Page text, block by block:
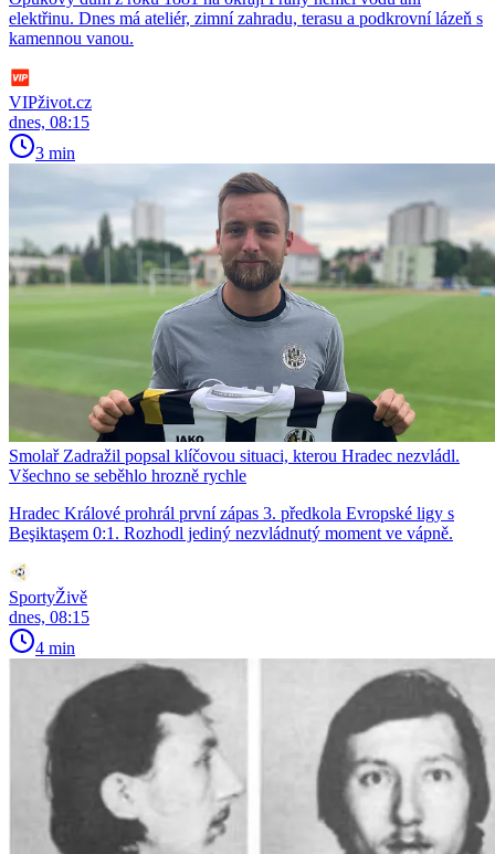
elektřinu. Dnes má ateliér, zimní zahradu, terasu a podkrovní lázeň s
kamennou vanou.
VIPživot.cz
dnes, 08:15
3 min
Smolař Zadražil popsal klíčovou situaci, kterou Hradec nezvládl.
Všechno se seběhlo hrozně rychle
Hradec Králové prohrál první zápas 3. předkola Evropské ligy s
Beşiktaşem 0:1. Rozhodl jediný nezvládnutý moment ve vápně.
SportyŽivě
dnes, 08:15
4 min